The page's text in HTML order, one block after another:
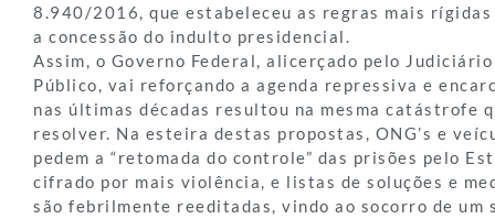
8.940/2016, que estabeleceu as regras mais
a concessão do indulto presidencial.
Assim, o Governo Federal, alicerçado pelo
Público, vai reforçando a agenda repressiva e
nas últimas décadas resultou na mesma catástrofe
resolver. Na esteira destas propostas, ONG’s e
pedem a “retomada do controle” das prisões pelo
cifrado por mais violência, e listas de soluções e
são febrilmente reeditadas, vindo ao socorro de um